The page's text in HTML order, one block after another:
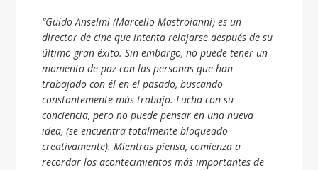
“Guido Anselmi (Marcello Mastroianni) es un
director de cine que intenta relajarse después de su
último gran éxito. Sin embargo, no puede tener un
momento de paz con las personas que han
trabajado con él en el pasado, buscando
constantemente más trabajo. Lucha con su
conciencia, pero no puede pensar en una nueva
idea, (se encuentra totalmente bloqueado
creativamente). Mientras piensa, comienza a
recordar los acontecimientos más importantes de